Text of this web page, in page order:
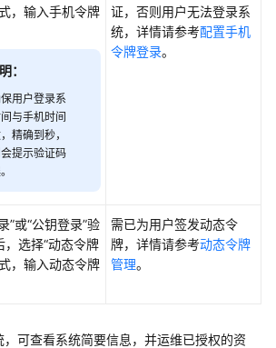
，输入手机令牌
：
用户登录系
与手机时间
精确到秒，
提示验证码
证，否则用户无法登录系
统，详情请参考配置手机
令牌登录。
”或“公钥登录”验
，选择“动态令牌
，输入动态令牌
需已为用户签发动态令
牌，详情请参考动态令牌
管理。
可查看系统简要信息，并运维已授权的资